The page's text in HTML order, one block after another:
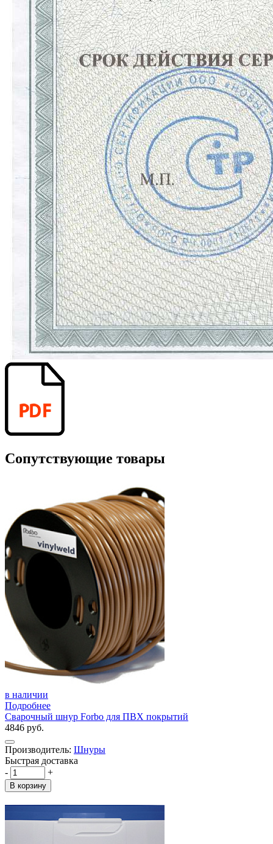
Сопутствующие товары
в наличии
Подробнее
Сварочный шнур Forbo для ПВХ покрытий
4846 руб.
Производитель: Шнуры
Быстрая доставка
-
+
В корзину